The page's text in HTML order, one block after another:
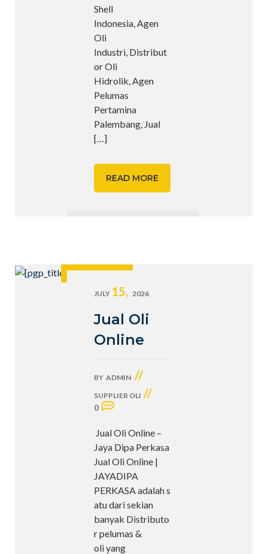
Shell
Indonesia, Agen
Oli
Industri, Distribut
or Oli
Hidrolik, Agen
Pelumas
Pertamina
Palembang, Jual
[…]
READ MORE
JULY 15, 2026
Jual Oli
Online
BY ADMIN //
SUPPLIER OLI //
0
Jual Oli Online –
Jaya Dipa Perkasa
Jual Oli Online |
JAYADIPA
PERKASA adalah s
atu dari sekian
banyak Distributo
r pelumas &
oli yang